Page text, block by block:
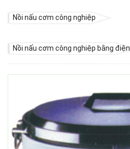
Nồi nấu cơm công nghiệp
Nồi nấu cơm công nghiệp bằng điện